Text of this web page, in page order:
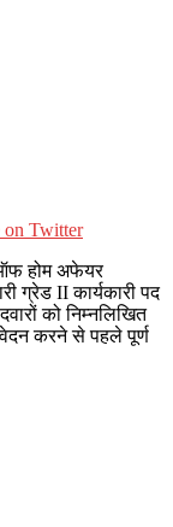
on Twitter
होम अफेयर
ग्रेड II कार्यकारी पद
को निम्नलिखित
करने से पहले पूर्ण